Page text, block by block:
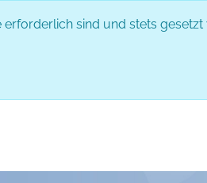
sind und stets gesetzt
PARTNER